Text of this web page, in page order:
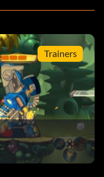
Trainers